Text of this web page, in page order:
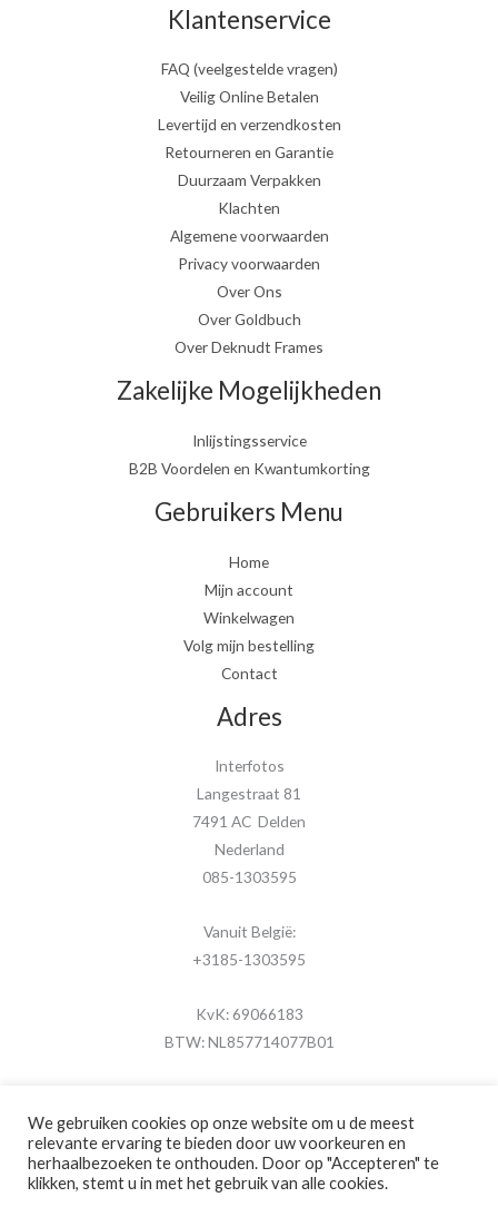
Klantenservice
FAQ (veelgestelde vragen)
Veilig Online Betalen
Levertijd en verzendkosten
Retourneren en Garantie
Duurzaam Verpakken
Klachten
Algemene voorwaarden
Privacy voorwaarden
Over Ons
Over Goldbuch
Over Deknudt Frames
Zakelijke Mogelijkheden
Inlijstingsservice
B2B Voordelen en Kwantumkorting
Gebruikers Menu
Home
Mijn account
Winkelwagen
Volg mijn bestelling
Contact
Adres
Interfotos
Langestraat 81
7491 AC Delden
Nederland
085-1303595
Vanuit België:
+3185-1303595
KvK: 69066183
BTW: NL857714077B01
Copyright © 2026 MijnFotolijstje.nl
We gebruiken cookies op onze website om u de meest
relevante ervaring te bieden door uw voorkeuren en
herhaalbezoeken te onthouden. Door op "Accepteren" te
klikken, stemt u in met het gebruik van alle cookies.